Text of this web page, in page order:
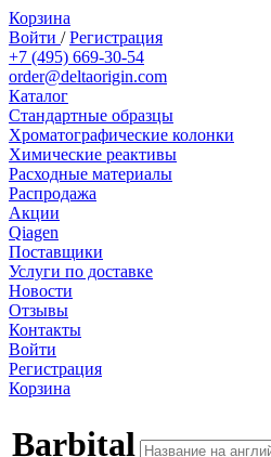
Корзина
Войти /Регистрация
+7 (495) 669-30-54
order@deltaorigin.com
Каталог
Стандартные образцы
Хроматографические колонки
Химические реактивы
Расходные материалы
Распродажа
Акции
Qiagen
Поставщики
Услуги по доставке
Новости
Отзывы
Контакты
Войти
Регистрация
Корзина
Barbital